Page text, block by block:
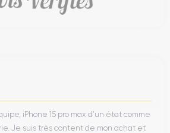
iPhone 15 pro max d’un état comme
Je suis très content de mon achat et